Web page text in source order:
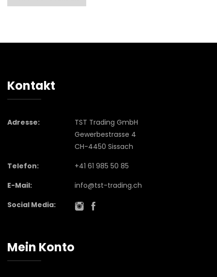
Kontakt
Adresse:
TST Trading GmbH
Gewerbestrasse 4
CH-4450 Sissach
Telefon:
+41 61 985 50 85
E-Mail:
info@tst-trading.ch
Social Media:
Mein Konto